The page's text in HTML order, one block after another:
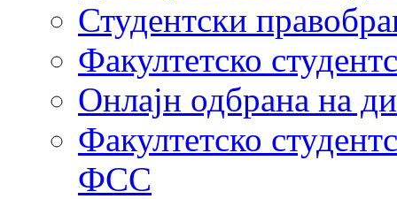
Студентски
Факултетско
Онлајн одбрана на
Факултетско
ФСС